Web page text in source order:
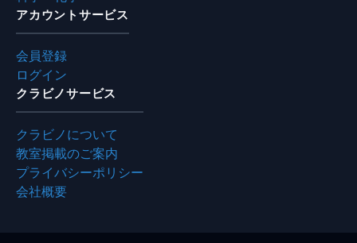
アカウントサービス
会員登録
ログイン
クラビノサービス
クラビノについて
教室掲載のご案内
プライバシーポリシー
会社概要